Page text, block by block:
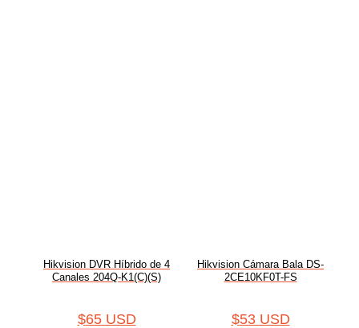
Hikvision DVR Híbrido de 4
Canales 204Q-K1(C)(S)
$65 USD
Hikvision Cámara Bala DS-
2CE10KF0T-FS
$53 USD